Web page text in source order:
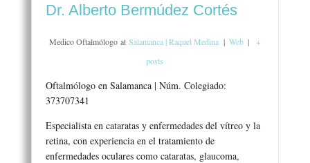
Dr. Alberto Bermúdez Cortés
Medico Oftalmólogo at Salamanca | Raquel Medina | Web |
+
posts
Oftalmólogo en Salamanca | Núm. Colegiado:
373707341
Especialista en cataratas y enfermedades del vítreo y la
retina, con experiencia en el tratamiento de
enfermedades oculares como cataratas, glaucoma,